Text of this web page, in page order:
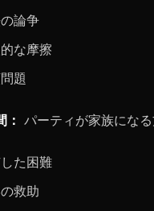
論争
な摩擦
題
： パーティが家族になる
た困難
救助